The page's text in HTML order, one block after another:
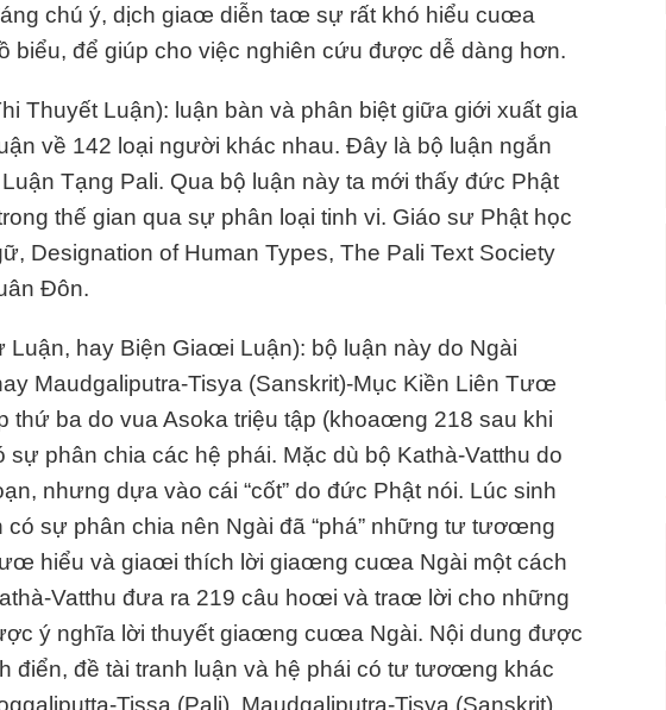
chú ý, dịch giaœ diễn taœ sự rất khó hiểu cuœa
biểu, để giúp cho việc nghiên cứu được dễ dàng hơn.
Thuyết Luận): luận bàn và phân biệt giữa giới xuất gia
về 142 loại người khác nhau. Đây là bộ luận ngắn
Tạng Pali. Qua bộ luận này ta mới thấy đức Phật
thế gian qua sự phân loại tinh vi. Giáo sư Phật học
Designation of Human Types, The Pali Text Society
Đôn.
Luận, hay Biện Giaœi Luận): bộ luận này do Ngài
Maudgaliputra-Tisya (Sanskrit)-Mục Kiền Liên Tưœ
thứ ba do vua Asoka triệu tập (khoaœng 218 sau khi
sự phân chia các hệ phái. Mặc dù bộ Kathà-Vatthu do
nhưng dựa vào cái “cốt” do đức Phật nói. Lúc sinh
có sự phân chia nên Ngài đã “phá” những tư tươœng
hiểu và giaœi thích lời giaœng cuœa Ngài một cách
Vatthu đưa ra 219 câu hoœi và traœ lời cho những
ý nghĩa lời thuyết giaœng cuœa Ngài. Nội dung được
điển, đề tài tranh luận và hệ phái có tư tươœng khác
Tissa (Pali), Maudgaliputra-Tisya (Sanskrit)